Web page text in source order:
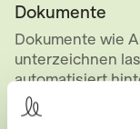
Dokumente
Dokumente wie
unterzeichnen
automatisiert
Patientenportal